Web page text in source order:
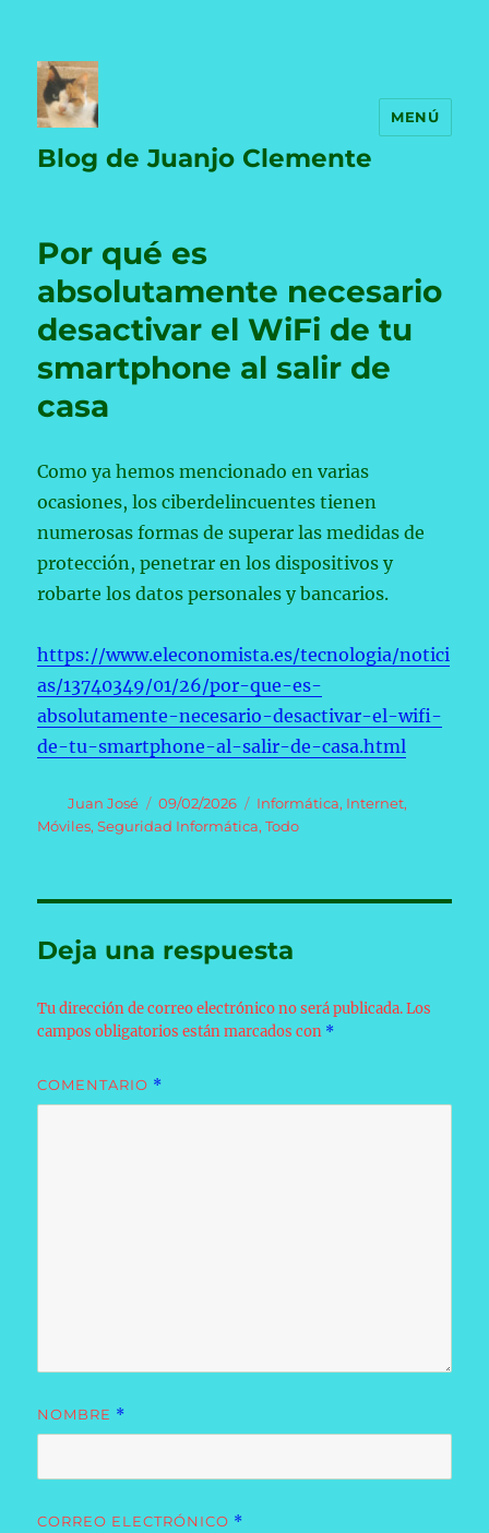
Blog de Juanjo Clemente
MENÚ
Por qué es
absolutamente necesario
desactivar el WiFi de tu
smartphone al salir de
casa
Como ya hemos mencionado en varias
ocasiones, los ciberdelincuentes tienen
numerosas formas de superar las medidas de
protección, penetrar en los dispositivos y
robarte los datos personales y bancarios.
https://www.eleconomista.es/tecnologia/notici
as/13740349/01/26/por-que-es-
absolutamente-necesario-desactivar-el-wifi-
de-tu-smartphone-al-salir-de-casa.html
Autor
Juan José
Publicado
el
09/02/2026 Categorías
Informática, Internet,
Móviles,Seguridad Informática,Todo
Deja una respuesta
Tu dirección de correo electrónico no será publicada. Los
campos obligatorios están marcados con *
COMENTARIO *
NOMBRE *
CORREO ELECTRÓNICO *